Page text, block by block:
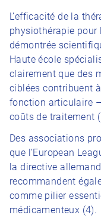
L’efficacité de la
physiothérapie pour
démontrée
Haute école
clairement que des
ciblées contribuent
fonction articulaire
coûts de traitement
Des associations
que l’European
la directive
recommandent
comme pilier
médicamenteux (4).